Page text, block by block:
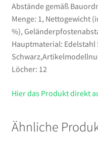
Abstände gemäß
Menge: 1, Nettogewicht
%),
Hauptmaterial: Edelstahl
Löcher: 12
Hier das Produkt direkt
Ähnliche